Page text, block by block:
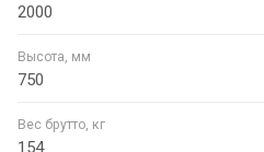
2000
Высота, мм
750
Вес брутто, кг
154